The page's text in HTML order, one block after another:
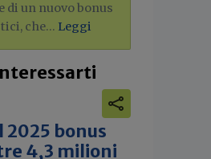
di un nuovo bonus
che... Leggi
2025 bonus
4,3 milioni